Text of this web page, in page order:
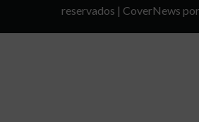
reservados | CoverNews